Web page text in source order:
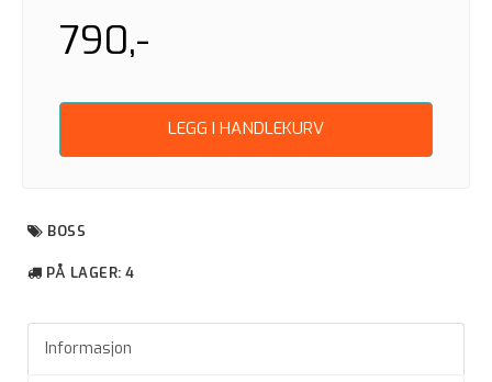
790,-
LEGG I HANDLEKURV
BOSS
PÅ LAGER: 4
Informasjon